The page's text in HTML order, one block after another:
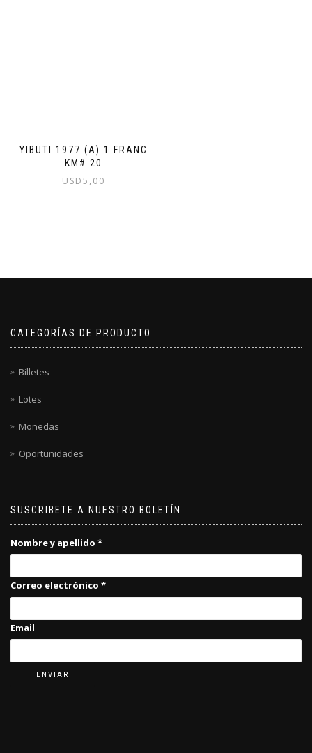
YIBUTI 1977 (A) 1 FRANC
KM# 20
USD5,00
CATEGORÍAS DE PRODUCTO
Billetes
Lotes
Monedas
Oportunidades
SUSCRIBETE A NUESTRO BOLETÍN
Nombre y apellido *
Correo electrónico *
Email
ENVIAR